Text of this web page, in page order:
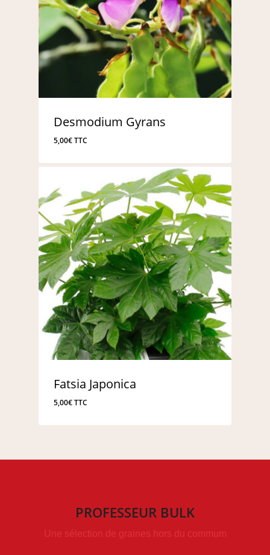
Desmodium Gyrans
5,00€TTC
Fatsia Japonica
5,00€TTC
PROFESSEUR BULK
Une sélection de graines hors du commum